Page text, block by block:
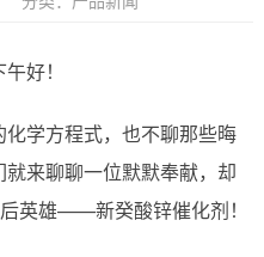
好！
学方程式，也不聊那些晦
来聊聊一位默默奉献，却
英雄——新癸酸锌催化剂！